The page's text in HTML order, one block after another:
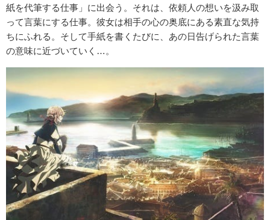
紙を代筆する仕事」に出会う。それは、依頼人の想いを汲み取
って言葉にする仕事。彼女は相手の心の奥底にある素直な気持
ちにふれる。そして手紙を書くたびに、あの日告げられた言葉
の意味に近づいていく…。